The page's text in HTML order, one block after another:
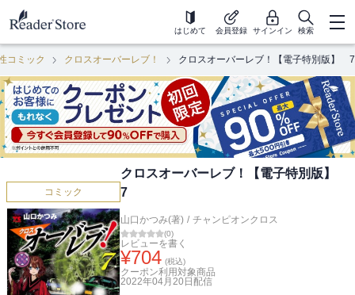
はじめて 会員登録 サインイン 検索
コミック クロスオーバーレブ！ クロスオーバーレブ！【電子特別版】 7
コミック
クロスオーバーレブ！【電子特別版】
7
山口かつみ(著) / チャンピオンクロス
(0)
レビューを書く
¥704 (税込)
クーポン利用対象商品
2022年04月20日 配信